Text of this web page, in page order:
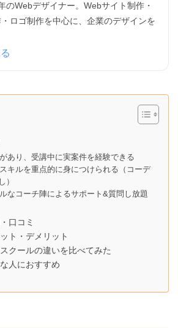
Webデザイナー。Webサイト制作・
ロゴ制作を中心に、企業のデザインを
あり、受講中に実案件を経験できる
キルを重点的に身につけられる（コーデ
）
なコーチ陣によるサポート&質問し放題
口コミ
ト・デメリット
クールの違いを比べてみた
人におすすめ